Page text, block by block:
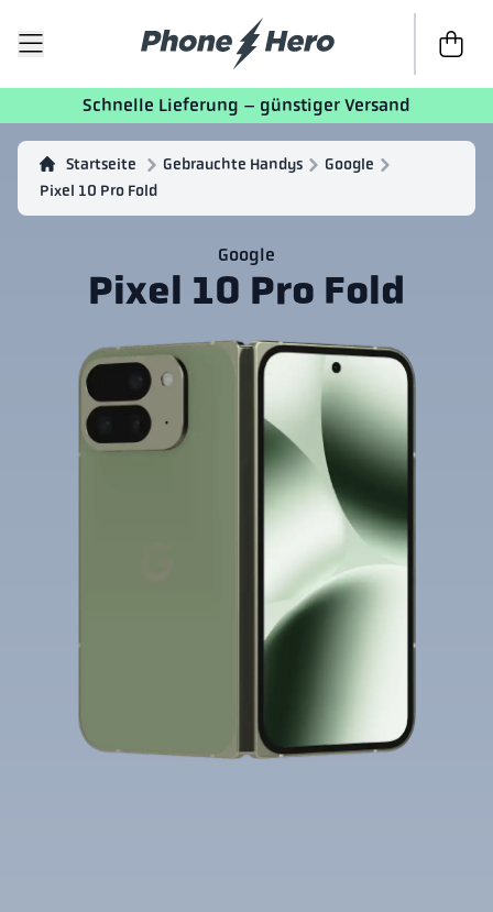
Zur Kasse
Schnelle Lieferung – günstiger Versand
Startseite Gebrauchte Handys
Google
Pixel 10 Pro Fold
Google
Pixel 10 Pro Fold